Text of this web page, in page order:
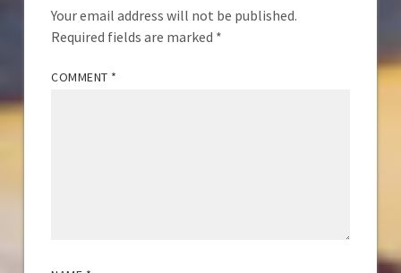
Your email address will not be published.
Required fields are marked *
COMMENT *